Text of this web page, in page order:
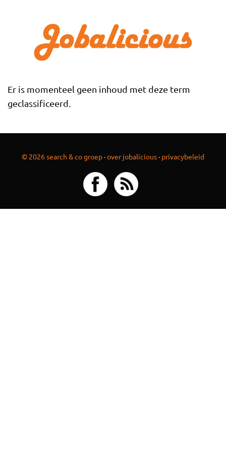
Er is momenteel geen inhoud met deze term
geclassificeerd.
© 2026 search & co groep ·over jobalicious · privacybeleid